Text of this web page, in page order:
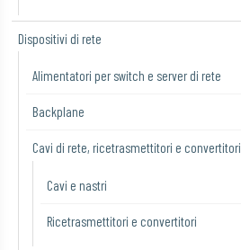
Dispositivi di rete
Alimentatori per switch e server di rete
Backplane
Cavi di rete, ricetrasmettitori e convertitori
Cavi e nastri
Ricetrasmettitori e convertitori